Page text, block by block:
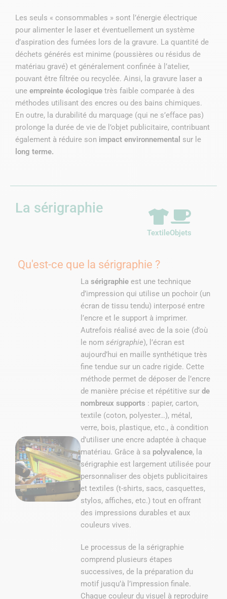
Les seuls « consommables » sont l’énergie électrique
pour alimenter le laser et éventuellement un système
d’aspiration des fumées lors de la gravure. La quantité de
déchets générés est minime (poussières ou résidus de
matériau gravé) et généralement confinée à l’atelier,
pouvant être filtrée ou recyclée. Ainsi, la gravure laser a
une empreinte écologique très faible comparée à des
méthodes utilisant des encres ou des bains chimiques.
En outre, la durabilité du marquage (qui ne s’efface pas)
prolonge la durée de vie de l’objet publicitaire, contribuant
également à réduire son impact environnemental sur le
long terme.
La sérigraphie
TextileObjets
Qu'est-ce que la sérigraphie ?
La sérigraphieest une technique
d’impression qui utilise un pochoir (un
écran de tissu tendu) interposé entre
l’encre et le support à imprimer.
Autrefois réalisé avec de la soie (d’où
le nom sérigraphie), l’écran est
aujourd’hui en maille synthétique très
fine tendue sur un cadre rigide. Cette
méthode permet de déposer de l’encre
de manière précise et répétitive sur de
nombreux supports : papier, carton,
textile (coton, polyester…), métal,
verre, bois, plastique, etc., à condition
d’utiliser une encre adaptée à chaque
matériau. Grâce à sa polyvalence, la
sérigraphie est largement utilisée pour
personnaliser des objets publicitaires
et textiles (t-shirts, sacs, casquettes,
stylos, affiches, etc.) tout en offrant
des impressions durables et aux
couleurs vives.
Le processus de la sérigraphie
comprend plusieurs étapes
successives, de la préparation du
motif jusqu’à l’impression finale.
Chaque couleur du visuel à reproduire